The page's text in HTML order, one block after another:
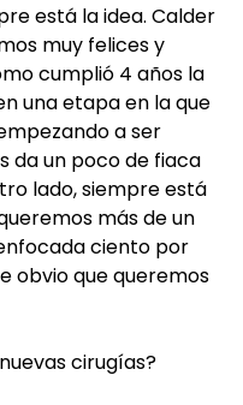
está la idea. Calder
muy felices y
cumplió 4 años la
una etapa en la que
a ser
da un poco de fiaca
lado, siempre está
más de un
ciento por
obvio que queremos
cirugías?